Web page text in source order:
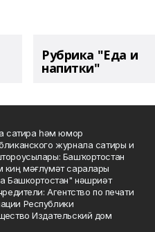
Рубрика "Еда и
напитки"
сатира һәм юмор
журнала сатиры и
Башҡортостан
киң мәғлүмәт саралары
Башкортостан" нәшриәт
Агентство по печати
Республики
Издательский дом